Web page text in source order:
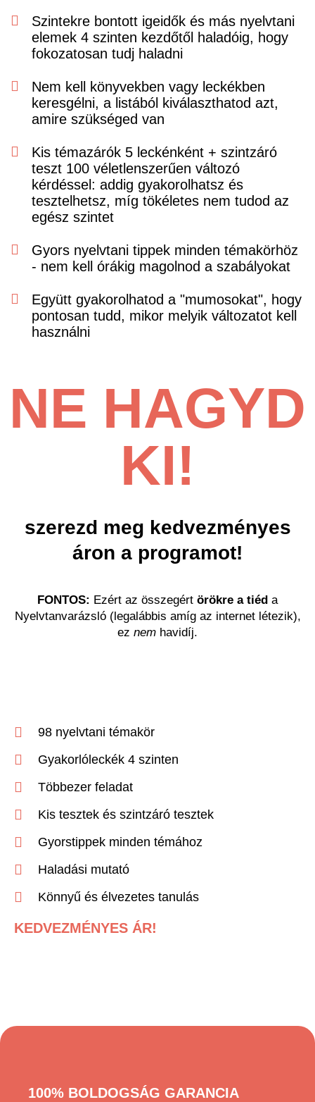
Szintekre bontott igeidők és más nyelvtani
elemek 4 szinten kezdőtől haladóig, hogy
fokozatosan tudj haladni
Nem kell könyvekben vagy leckékben
keresgélni, a listából kiválaszthatod azt,
amire szükséged van
Kis témazárók 5 leckénként + szintzáró
teszt 100 véletlenszerűen változó
kérdéssel: addig gyakorolhatsz és
tesztelhetsz, míg tökéletes nem tudod az
egész szintet
Gyors nyelvtani tippek minden témakörhöz
- nem kell órákig magolnod a szabályokat
Együtt gyakorolhatod a "mumosokat", hogy
pontosan tudd, mikor melyik változatot kell
használni
NE HAGYD
KI!
szerezd meg kedvezményes
áron a programot!
FONTOS: Ezért az összegért örökre a tiéd a
Nyelvtanvarázsló (legalábbis amíg az internet létezik),
ez nem havidíj.
98 nyelvtani témakör
Gyakorlóleckék 4 szinten
Többezer feladat
Kis tesztek és szintzáró tesztek
Gyorstippek minden témához
Haladási mutató
Könnyű és élvezetes tanulás
KEDVEZMÉNYES ÁR!
100% BOLDOGSÁG GARANCIA